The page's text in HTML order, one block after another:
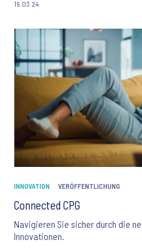
19.03.24
INNOVATION VERÖFFENTLICHUNG
Connected CPG
Navigieren Sie sicher durch die
Innovationen.